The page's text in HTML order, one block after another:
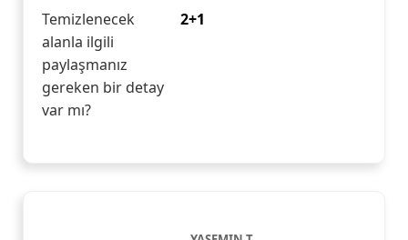
Temizlenecek
alanla ilgili
paylaşmanız
gereken bir detay
var mı?
2+1